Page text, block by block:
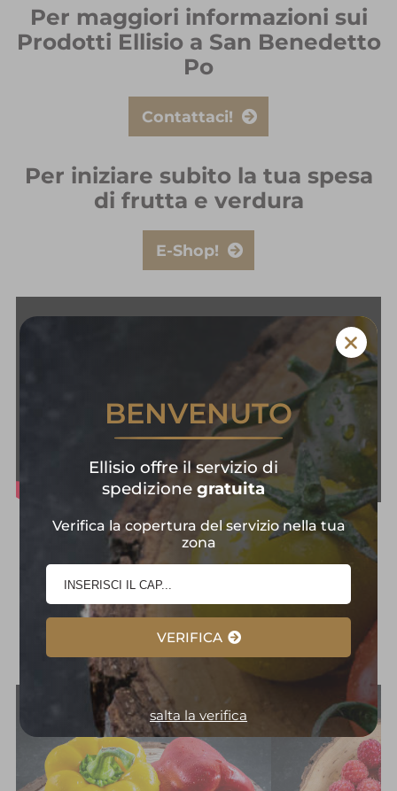
Per maggiori informazioni sui
Prodotti Ellisio a San Benedetto
Po
Contattaci!
Per iniziare subito la tua spesa
di frutta e verdura
E-Shop!
Frutta e Verdura in
Primo Piano:
Selezione
d'Eccellenza
BENVENUTO
Ellisio offre il servizio di
spedizione gratuita
Verifica la copertura del servizio nella tua
zona
VERIFICA
salta la verifica